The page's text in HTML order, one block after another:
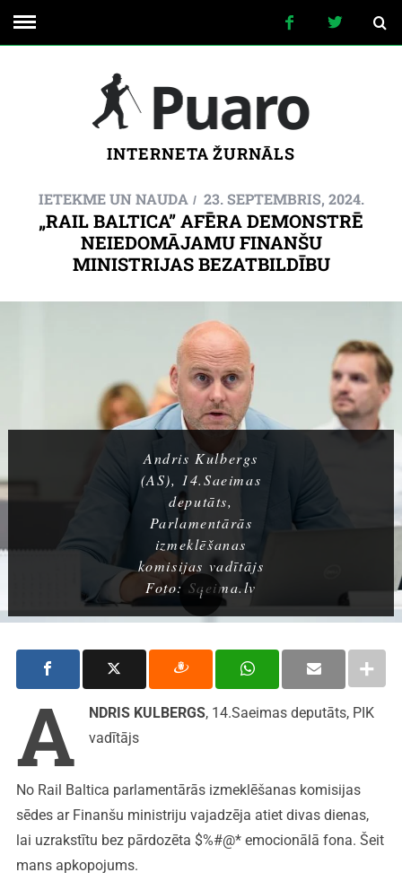
INTERNETA ŽURNĀLS
IETEKME UN NAUDA 23. SEPTEMBRIS, 2024.
„RAIL BALTICA” AFĒRA DEMONSTRĒ
NEIEDOMĀJAMU FINANŠU
MINISTRIJAS BEZATBILDĪBU
Andris Kulbergs
(AS), 14.Saeimas
deputāts,
Parlamentārās
izmeklēšanas
komisijas vadītājs
Foto: Saeima.lv
A NDRIS KULBERGS, 14.Saeimas deputāts, PIK
vadītājs
No Rail Baltica parlamentārās izmeklēšanas komisijas
sēdes ar Finanšu ministriju vajadzēja atiet divas dienas,
lai uzrakstītu bez pārdozēta $%#@* emocionālā fona. Šeit
mans apkopojums.